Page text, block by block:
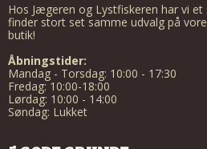
Hos Jægeren og Lystfiskeren har vi
finder stort set samme udvalg på
butik!
Åbningstider:
Mandag - Torsdag: 10:00 - 17:30
Fredag: 10:00-18:00
Lørdag: 10:00 - 14:00
Søndag: Lukket